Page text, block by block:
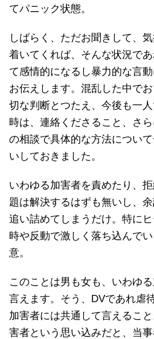
てパニック状態。
しばらく、ただお聞きして、
着いてくれば、そんな状況で
て感情的になるし暴力的な言
お伝えします。混乱した中で
切な判断とつたえ、今後も一
時は、連絡くださること、さ
の相談で具体的な方法につい
いしておきました。
いわゆる加害者を責めたり、
題は解決するはずも無いし、
追い詰めてしまうだけ。特に
時や反動で激しく落ち込んで
意。
このことは男も女も、いわゆ
言えます。そう、DVであれ虐
加害者には共通して言えるこ
害者という思い込みだと、当